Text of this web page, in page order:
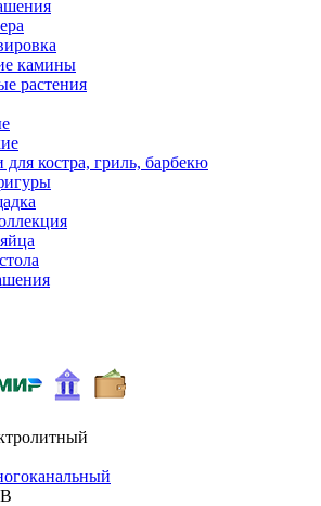
камины
растения
костра, гриль, барбекю